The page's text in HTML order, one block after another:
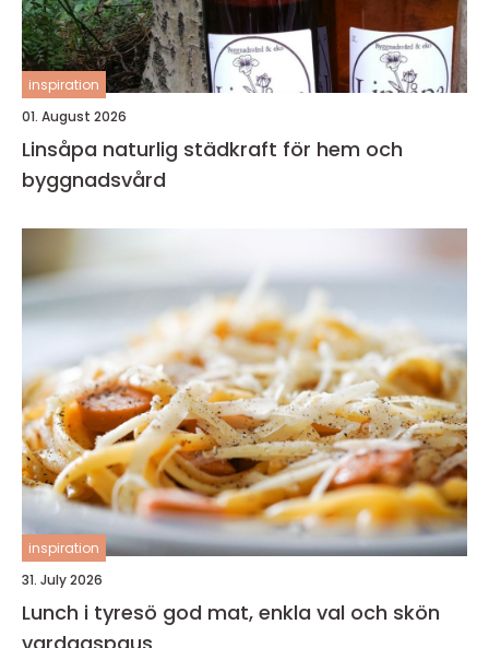
inspiration
01. August 2026
Linsåpa naturlig städkraft för hem och
byggnadsvård
inspiration
31. July 2026
Lunch i tyresö god mat, enkla val och skön